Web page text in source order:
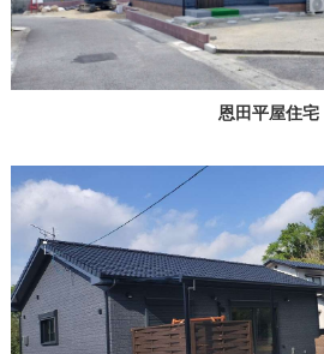
恩田平屋住宅